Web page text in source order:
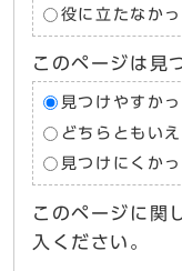
役に立たなかっ
このページは見
見つけやすか
どちらともい
見つけにくか
このページに関
入ください。